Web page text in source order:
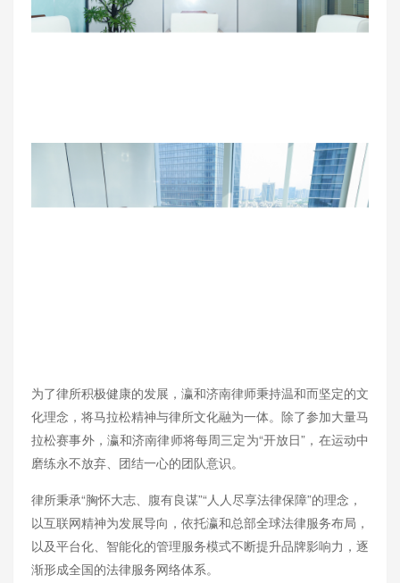
为了律所积极健康的发展，瀛和济南律师秉持温和而坚定的文
化理念，将马拉松精神与律所文化融为一体。除了参加大量马
拉松赛事外，瀛和济南律师将每周三定为“开放日”，在运动中
磨练永不放弃、团结一心的团队意识。
律所秉承“胸怀大志、腹有良谋”“人人尽享法律保障”的理念，
以互联网精神为发展导向，依托瀛和总部全球法律服务布局，
以及平台化、智能化的管理服务模式不断提升品牌影响力，逐
渐形成全国的法律服务网络体系。